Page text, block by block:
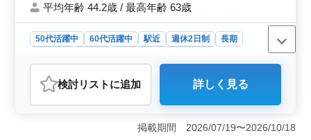
境＞ 社会保険・労働保険の手続き代行、給与計算、顧
問先対応といった業務を通じて、社労士業務の経験を活
かしながら成長できる環境です。社労士事務所での経験
があれば年数は問われないため、ブランクのある方や経
働く中で専門的な知識やスキルを高められる機会が多
る方、ぜひご応募お待ちしております。
平均年齢 44.2歳 / 最高年齢 63歳
50代活躍中 60代活躍中 駅近 週休2日制
長期
おすすめポイント
＜働きやすさと休日制度の充実＞ 年間休日123日、完全
週休2日制（土日祝休み）に加え、夏季・年末年始休暇も
整っており、オンとオフのメリハリを大切にした働き方
が可能です。フレックスタイム制も導入しているため、
検討リスト に追加 詳しく見る
掲載期間 2026/07/19〜2026/10/18